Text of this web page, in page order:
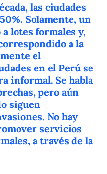
las ciudades
Solamente, un
lotes formales y,
a la
el
en el Perú se
informal. Se habla
pero aún
siguen
No hay
servicios
a través de la